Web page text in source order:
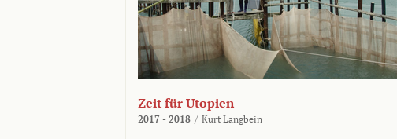
Zeit für Utopien
2017 - 2018 / Kurt Langbein